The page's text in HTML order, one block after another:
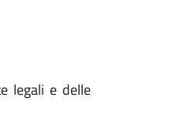
legali e delle